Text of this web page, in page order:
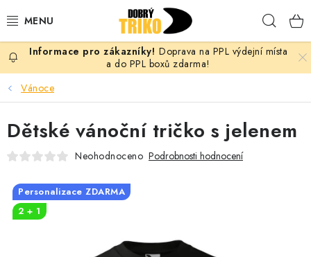
na
PRO ŽENY
PRO MUŽE
PRO DĚTI
PRO PÁRY
Doprava na PPL výdejní místa
a do PPL boxů zdarma!
Vánoce
Dětské vánoční tričko s jelenem
Neohodnoceno Podrobnosti hodnocení
Personalizace ZDARMA
2 + 1